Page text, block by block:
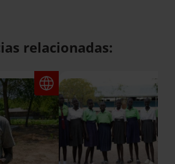
relacionadas: